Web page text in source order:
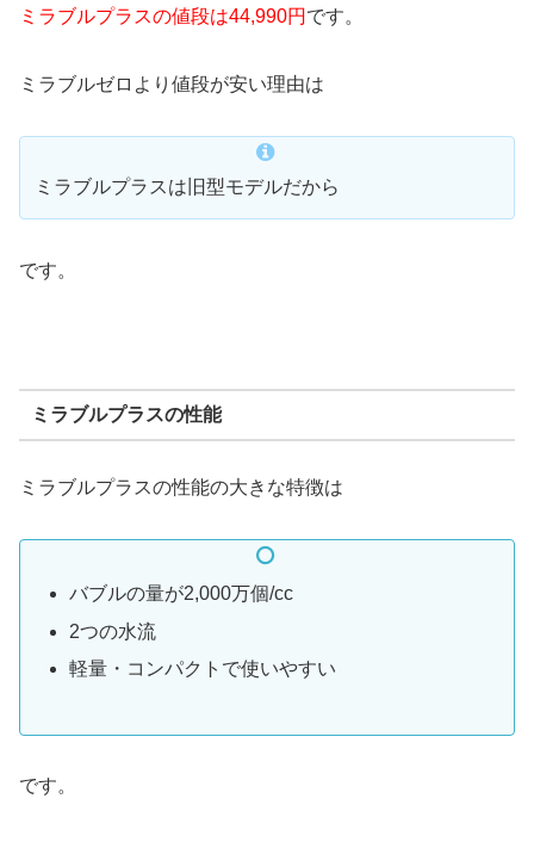
ミラブルプラスの値段は44,990円 です。
ミラブルゼロより値段が安い理由は
ミラブルプラスは旧型モデルだから
です。
ミラブルプラスの性能
ミラブルプラスの性能の大きな特徴は
バブルの量が2,000万個/cc
2つの水流
軽量・コンパクトで使いやすい
です。